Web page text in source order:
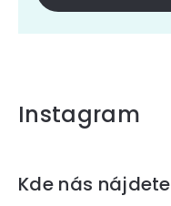
Instagram
Zápätie
Kde nás nájdete